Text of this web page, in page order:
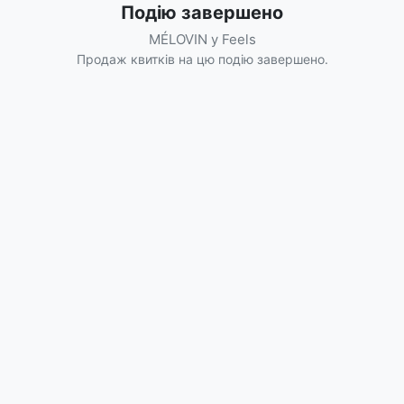
Подію завершено
MÉLOVIN у Feels
Продаж квитків на цю подію завершено.